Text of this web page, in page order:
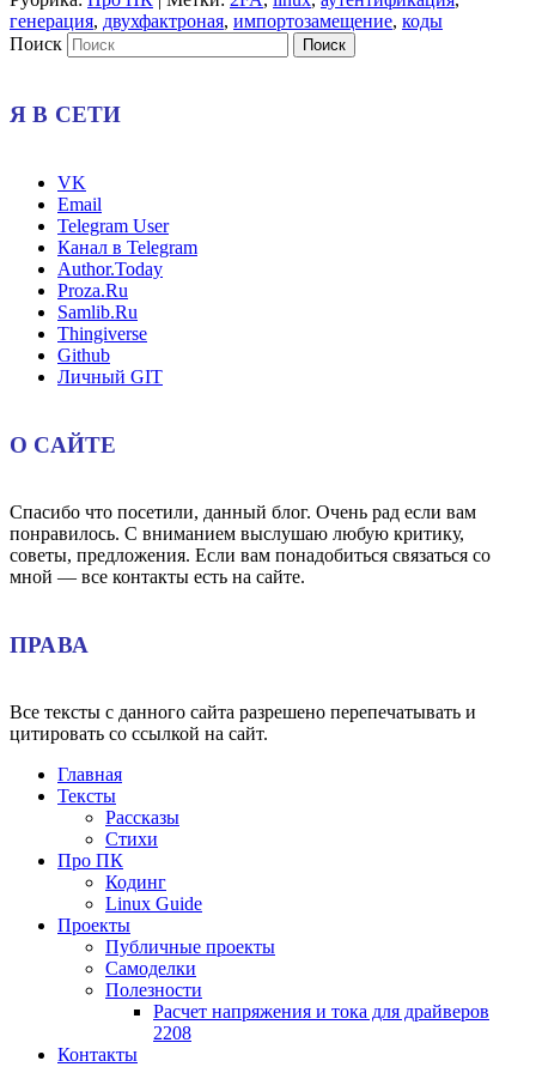
генерация, двухфактроная, импортозамещение, коды
Поиск
Я В СЕТИ
VK
Email
Telegram User
Канал в Telegram
Author.Today
Proza.Ru
Samlib.Ru
Thingiverse
Github
Личный GIT
О САЙТЕ
Спасибо что посетили, данный блог. Очень рад если вам
понравилось. С вниманием выслушаю любую критику,
советы, предложения. Если вам понадобиться связаться со
мной — все контакты есть на сайте.
ПРАВА
Все тексты с данного сайта разрешено перепечатывать и
цитировать со ссылкой на сайт.
Главная
Тексты
Рассказы
Стихи
Про ПК
Кодинг
Linux Guide
Проекты
Публичные проекты
Самоделки
Полезности
Расчет напряжения и тока для драйверов
2208
Контакты